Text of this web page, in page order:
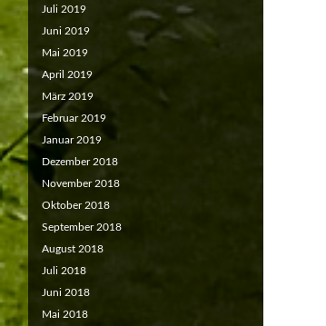
Juli 2019
Juni 2019
Mai 2019
April 2019
März 2019
Februar 2019
Januar 2019
Dezember 2018
November 2018
Oktober 2018
September 2018
August 2018
Juli 2018
Juni 2018
Mai 2018